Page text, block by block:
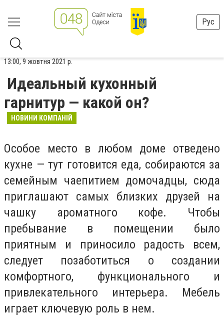
Рус
13:00, 9 жовтня 2021 р.
Идеальный кухонный
гарнитур — какой он?
НОВИНИ КОМПАНІЙ
Особое место в любом доме отведено
кухне — тут готовится еда, собираются за
семейным чаепитием домочадцы, сюда
приглашают самых близких друзей на
чашку ароматного кофе. Чтобы
пребывание в помещении было
приятным и приносило радость всем,
следует позаботиться о создании
комфортного, функционального и
привлекательного интерьера. Мебель
играет ключевую роль в нем.